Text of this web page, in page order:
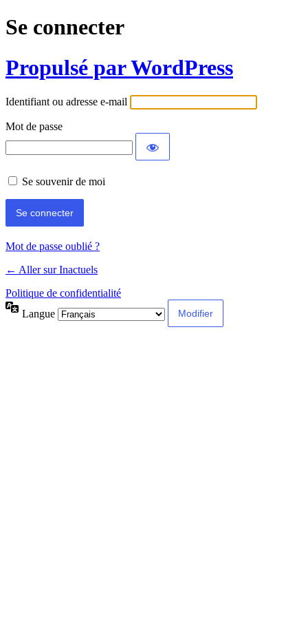
Se connecter
Propulsé par WordPress
Identifiant ou adresse e-mail
Mot de passe
Se souvenir de moi
Mot de passe oublié ?
← Aller sur Inactuels
Politique de confidentialité
Langue